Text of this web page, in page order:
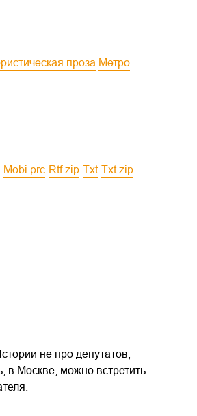
проза
Метро
mobi.prc rtf.zip txt txt.zip
не про депутатов,
в Москве, можно встретить